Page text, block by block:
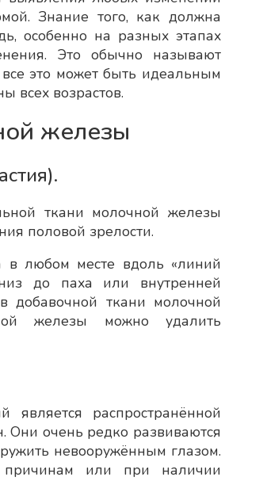
Знание того, как должна
особенно на разных этапах
Это обычно называют
это может быть идеальным
всех возрастов.
железы
ткани молочной железы
половой зрелости.
в любом месте вдоль «линий
до паха или внутренней
добавочной ткани молочной
железы можно удалить
является распространённой
Они очень редко развиваются
невооружённым глазом.
причинам или при наличии